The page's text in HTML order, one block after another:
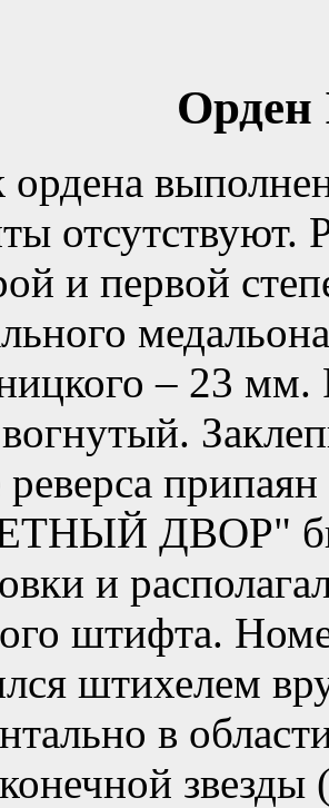
Орден
отсутствуют.
и первой
– 23 мм.
вогнутый.
реверса
ДВОР"
и
штифта.
штихелем
в